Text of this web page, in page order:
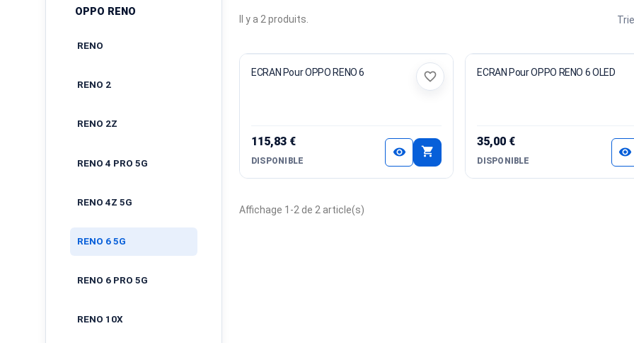
OPPO RENO
RENO
RENO 2
RENO 2Z
RENO 4 PRO 5G
RENO 4Z 5G
RENO 6 5G
RENO 6 PRO 5G
RENO 10X
Il y a 2 produits.
ECRAN Pour OPPO RENO 6
115,83 €
DISPONIBLE
visibility shopping_cart
favorite_border ECRAN Pour OPPO RENO 6 OLED
35,00 €
DISPONIBLE
visibility
Affichage 1-2 de 2 article(s)